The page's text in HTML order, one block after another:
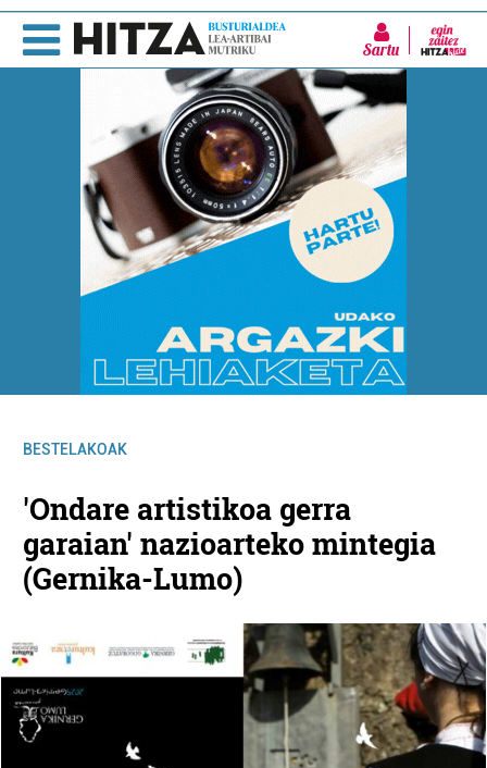
Sartu
BESTELAKOAK
'Ondare artistikoa gerra
garaian' nazioarteko mintegia
(Gernika-Lumo)